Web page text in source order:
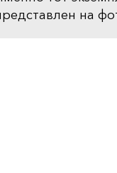
на